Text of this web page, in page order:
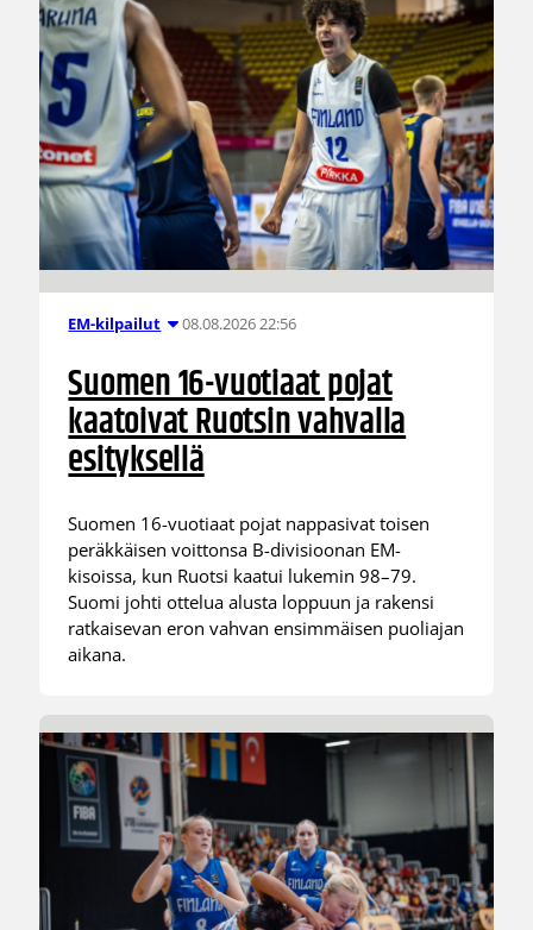
EM-kilpailut 08.08.2026 22:56
Suomen 16-vuotiaat pojat
kaatoivat Ruotsin vahvalla
esityksellä
Suomen 16-vuotiaat pojat nappasivat toisen
peräkkäisen voittonsa B-divisioonan EM-
kisoissa, kun Ruotsi kaatui lukemin 98–79.
Suomi johti ottelua alusta loppuun ja rakensi
ratkaisevan eron vahvan ensimmäisen puoliajan
aikana.